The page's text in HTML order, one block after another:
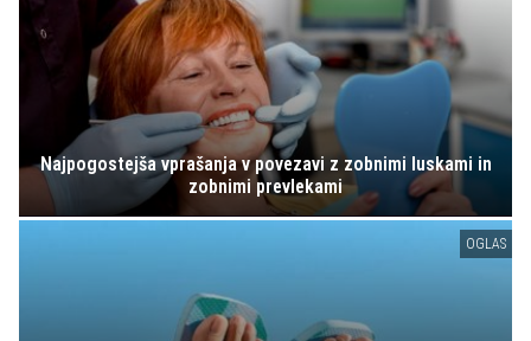
Najpogostejša vprašanja v povezavi z zobnimi luskami in
zobnimi prevlekami
OGLAS